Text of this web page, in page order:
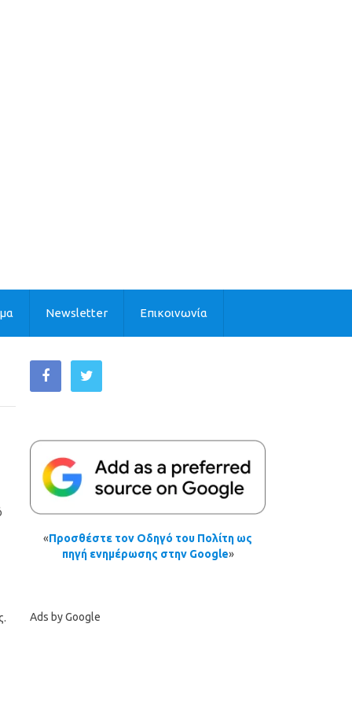
Newsletter Επικοινωνία
«Προσθέστε τον Οδηγό του Πολίτη ως
πηγή ενημέρωσης στην Google»
Ads by Google